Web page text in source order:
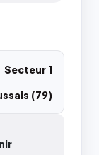
Secteur 1
(79)